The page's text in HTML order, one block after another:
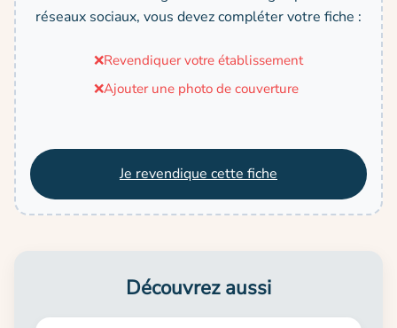
réseaux sociaux, vous devez compléter votre fiche :
❌Revendiquer votre établissement
❌Ajouter une photo de couverture
Je revendique cette fiche
Découvrez aussi